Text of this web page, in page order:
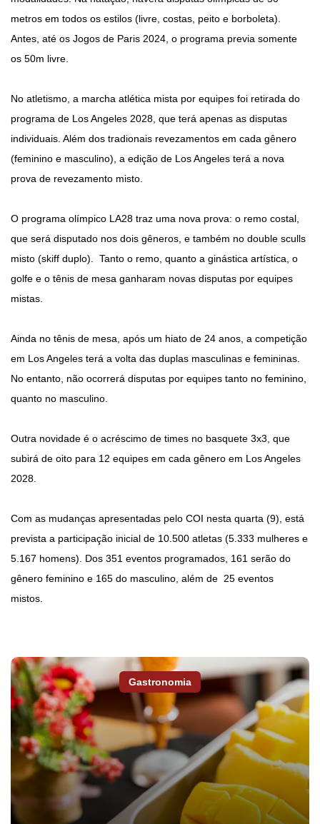
metros em todos os estilos (livre, costas, peito e borboleta).
Antes, até os Jogos de Paris 2024, o programa previa somente
os 50m livre.
No atletismo, a marcha atlética mista por equipes foi retirada do
programa de Los Angeles 2028, que terá apenas as disputas
individuais. Além dos tradionais revezamentos em cada gênero
(feminino e masculino), a edição de Los Angeles terá a nova
prova de revezamento misto.
O programa olímpico LA28 traz uma nova prova: o remo costal,
que será disputado nos dois gêneros, e também no double sculls
misto (skiff duplo). Tanto o remo, quanto a ginástica artística, o
golfe e o tênis de mesa ganharam novas disputas por equipes
mistas.
Ainda no tênis de mesa, após um hiato de 24 anos, a competição
em Los Angeles terá a volta das duplas masculinas e femininas.
No entanto, não ocorrerá disputas por equipes tanto no feminino,
quanto no masculino.
Outra novidade é o acréscimo de times no basquete 3x3, que
subirá de oito para 12 equipes em cada gênero em Los Angeles
2028.
Com as mudanças apresentadas pelo COI nesta quarta (9), está
prevista a participação inicial de 10.500 atletas (5.333 mulheres e
5.167 homens). Dos 351 eventos programados, 161 serão do
gênero feminino e 165 do masculino, além de 25 eventos
mistos.
Gastronomia